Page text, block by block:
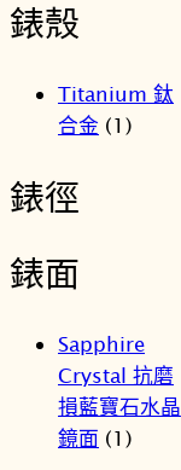
錶殼
Titanium 鈦
合金 (1)
錶徑
錶面
Sapphire
Crystal 抗磨
損藍寶石水晶
鏡面 (1)